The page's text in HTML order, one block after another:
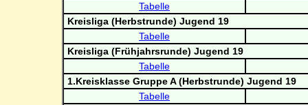
Tabelle
Kreisliga (Herbstrunde) Jugend 19
Tabelle
Kreisliga (Frühjahrsrunde) Jugend 19
Tabelle
1.Kreisklasse Gruppe A (Herbstrunde) Jugend 19
Tabelle